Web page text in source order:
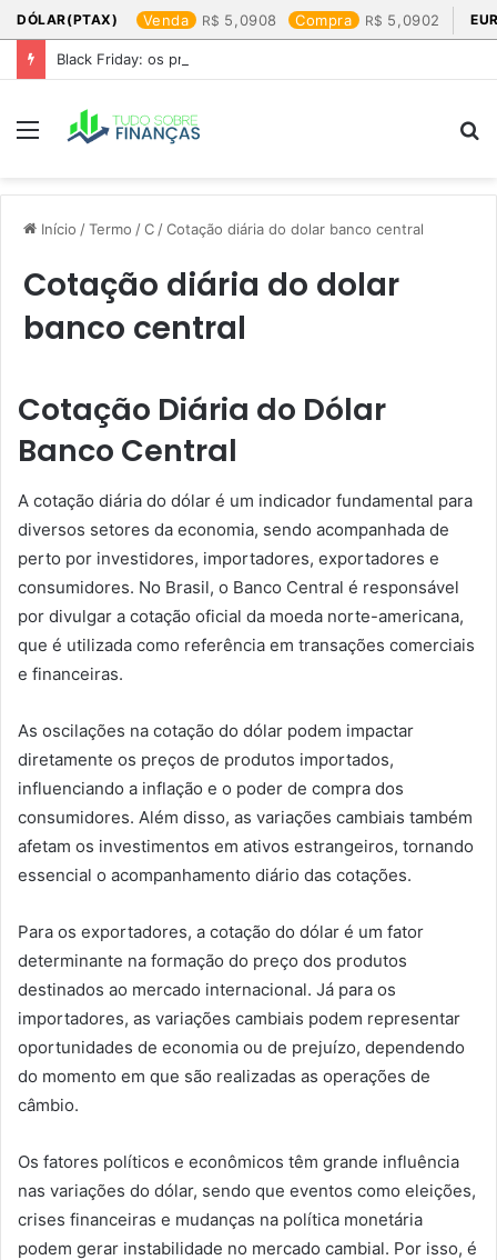
DÓLAR(PTAX) Venda 5,0908 Compra 5,0902
Black Friday: os produtos que mais valem a pena
Menu
Início /Termo /C /Cotação diária do dolar banco central​
Cotação diária do dolar
banco central​
Cotação Diária do Dólar
Banco Central
A cotação diária do dólar é um indicador fundamental para
diversos setores da economia, sendo acompanhada de
perto por investidores, importadores, exportadores e
consumidores. No Brasil, o Banco Central é responsável
por divulgar a cotação oficial da moeda norte-americana,
que é utilizada como referência em transações comerciais
e financeiras.
As oscilações na cotação do dólar podem impactar
diretamente os preços de produtos importados,
influenciando a inflação e o poder de compra dos
consumidores. Além disso, as variações cambiais também
afetam os investimentos em ativos estrangeiros, tornando
essencial o acompanhamento diário das cotações.
Para os exportadores, a cotação do dólar é um fator
determinante na formação do preço dos produtos
destinados ao mercado internacional. Já para os
importadores, as variações cambiais podem representar
oportunidades de economia ou de prejuízo, dependendo
do momento em que são realizadas as operações de
câmbio.
Os fatores políticos e econômicos têm grande influência
nas variações do dólar, sendo que eventos como eleições,
crises financeiras e mudanças na política monetária
podem gerar instabilidade no mercado cambial. Por isso, é